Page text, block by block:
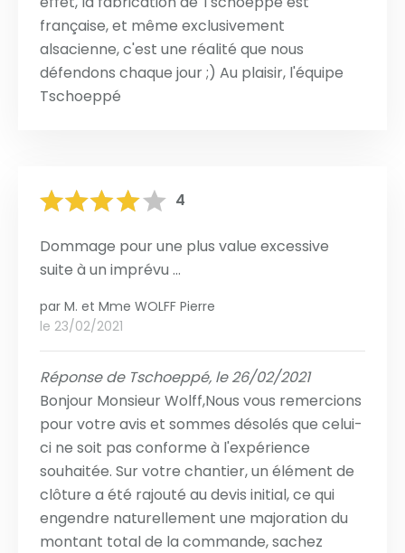
française, et même exclusivement
alsacienne, c'est une réalité que nous
défendons chaque jour ;) Au plaisir, l'équipe
Tschoeppé
4
Dommage pour une plus value excessive
suite à un imprévu ...
par M. et Mme WOLFF Pierre
le 23/02/2021
Réponse de Tschoeppé, le 26/02/2021
Bonjour Monsieur Wolff,Nous vous remercions
pour votre avis et sommes désolés que celui-
ci ne soit pas conforme à l'expérience
souhaitée. Sur votre chantier, un élément de
clôture a été rajouté au devis initial, ce qui
engendre naturellement une majoration du
montant total de la commande, sachez